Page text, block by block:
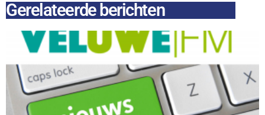
Gerelateerde berichten